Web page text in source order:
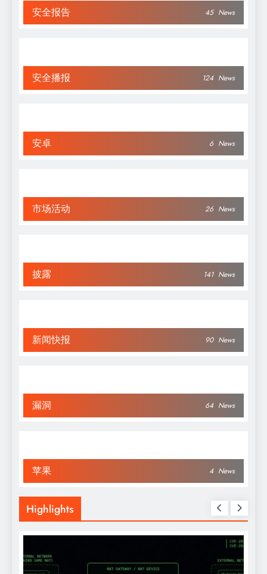
安全报告 45 News
安全播报 124 News
安卓 6 News
市场活动 26 News
披露 141 News
新闻快报 90 News
漏洞 64 News
苹果 4 News
Highlights